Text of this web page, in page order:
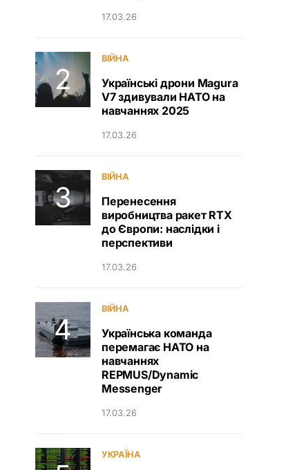
17.03.26
ВІЙНА
Українські дрони Magura
V7 здивували НАТО на
навчаннях 2025
17.03.26
ВІЙНА
Перенесення
виробництва ракет RTX
до Європи: наслідки і
перспективи
17.03.26
ВІЙНА
Українська команда
перемагає НАТО на
навчаннях
REPMUS/Dynamic
Messenger
17.03.26
УКРАЇНА